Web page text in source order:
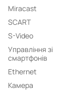
Miracast
SCART
S-Video
Управління зі
смартфонів
Ethernet
Камера